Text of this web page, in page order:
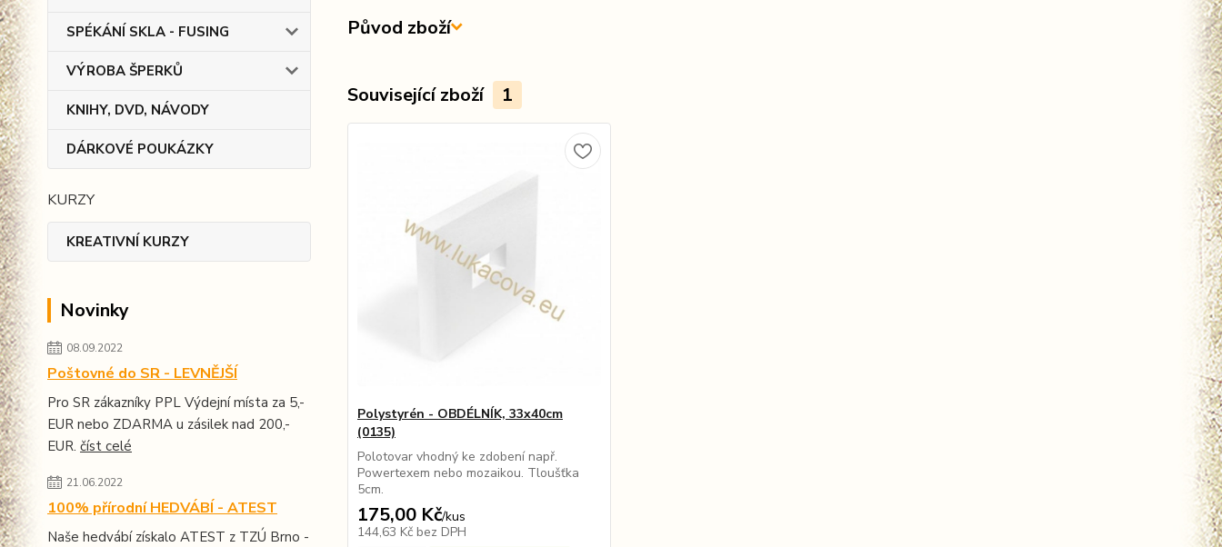
SPÉKÁNÍ SKLA - FUSING
VÝROBA ŠPERKŮ
KNIHY, DVD, NÁVODY
DÁRKOVÉ POUKÁZKY
KURZY
KREATIVNÍ KURZY
Novinky
08.09.2022
Poštovné do SR - LEVNĚJŠÍ
Pro SR zákazníky PPL Výdejní místa za 5,-
EUR nebo ZDARMA u zásilek nad 200,-
EUR. číst celé
21.06.2022
100% přírodní HEDVÁBÍ - ATEST
Naše hedvábí získalo ATEST z TZÚ Brno -
Původ zboží
Související zboží 1
Polystyrén - OBDÉLNÍK, 33x40cm
(0135)
Polotovar vhodný ke zdobení např.
Powertexem nebo mozaikou. Tloušťka
5cm.
175,00 Kč/kus
144,63 Kč bez DPH